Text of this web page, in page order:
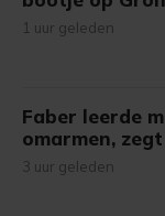
1 uur geleden
Faber leerde
omarmen,
3 uur geleden